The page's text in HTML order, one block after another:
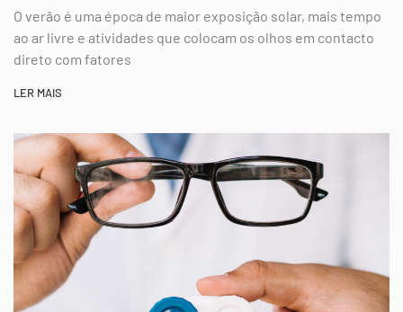
O verão é uma época de maior exposição solar, mais tempo
ao ar livre e atividades que colocam os olhos em contacto
direto com fatores
LER MAIS